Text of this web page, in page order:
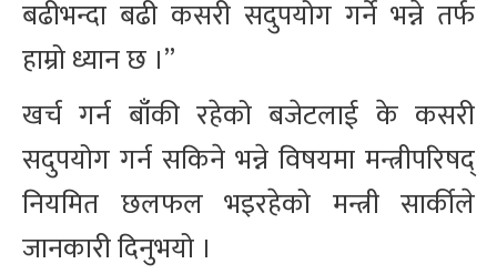
बढीभन्दा बढी कसरी सदुपयोग गर्ने भन्ने तर्फ
हाम्रो ध्यान छ ।”
खर्च गर्न बाँकी रहेको बजेटलाई के कसरी
सदुपयोग गर्न सकिने भन्ने विषयमा मन्त्रीपरिषद्
नियमित छलफल भइरहेको मन्त्री सार्कीले
जानकारी दिनुभयो ।